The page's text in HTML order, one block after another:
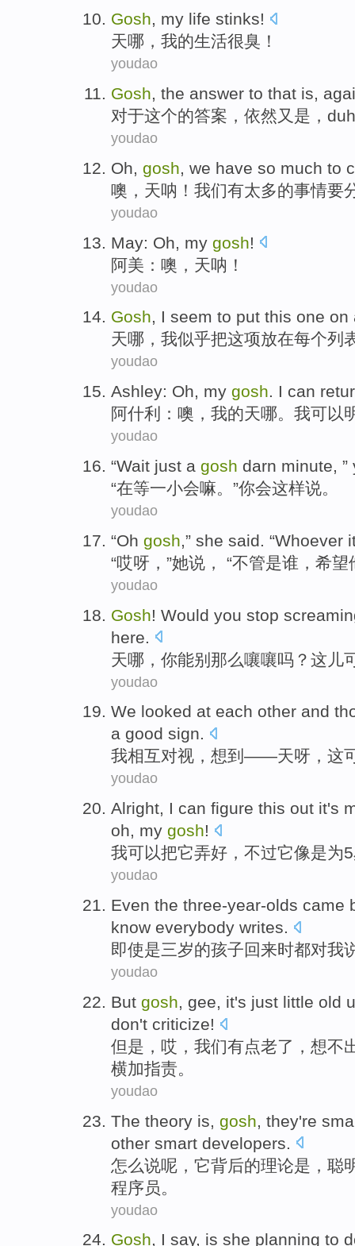
Gosh, my life stinks!
天哪 ， 我的生活很臭 ！
youdao
Gosh, the answer to that is,
对于这个的答案，依然又是，
youdao
Oh, gosh, we have so much to
噢 ， 天呐！ 我们有太多的事情要
youdao
May: Oh my gosh!
阿美 ： 噢 ， 天呐！
youdao
Gosh, I seem to put this one on
天哪 ， 我似乎把这项放在每个列
youdao
Ashley: Oh, my gosh. I can
阿什利
： 噢 ， 我的天哪。 我可以
youdao
“Wait just a gosh darn minute, ”
“在等一小会嘛。”你会这样说。
youdao
“Oh gosh,” she said. “Whoever
“哎呀 ，”她说 ， “不管是谁， 希望
youdao
Gosh! Would you stop
here
天哪， 你能别那么嚷嚷吗？ 这儿
youdao
We looked at each other and
a good sign.
我相互对视， 想到 ——天呀 ， 这
youdao
Alright, I can figure this out it's
oh, my gosh!
我可以把它弄好，不过它像是为5
youdao
Even the three-year-olds came
know everybody writes.
即使是三岁的孩子回来时都对我
youdao
But gosh, gee, it's just little old
don't criticize!
但是 ， 哎 ， 我们有点老了，想不
横加指责。
youdao
The theory is gosh they're
other smart developers.
怎么说呢， 它背后的理论是 ， 聪
程序员。
youdao
Gosh, I say, is she planning to